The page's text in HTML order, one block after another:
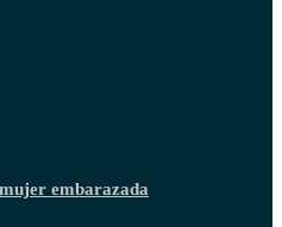
embarazada